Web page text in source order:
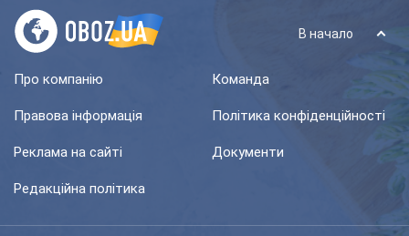
В начало
Про компанію Команда
Правова інформація Політика конфіденційності
Реклама на сайті Документи
Редакційна політика